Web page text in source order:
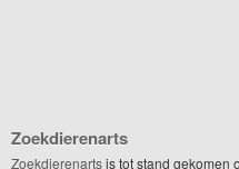
Zoekdierenarts
Zoekdierenartsis tot stand gekomen